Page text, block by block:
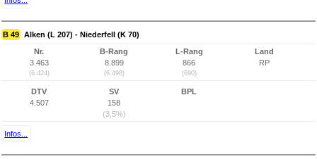
B 49 Alken (L 207) - Niederfell (K 70)
Nr.
3.463
(6.424)
B-Rang
8.899
(6.498)
L-Rang
866
(690)
Land
RP
DTV
4.507
SV
158
(3,5%)
BPL
Infos...